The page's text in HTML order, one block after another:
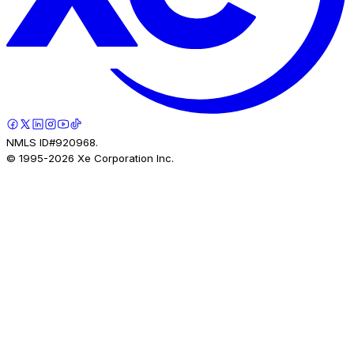
NMLS ID#920968.
© 1995-2026 Xe Corporation Inc.